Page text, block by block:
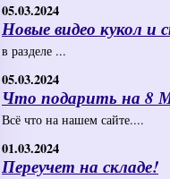
05.03.2024
Новые видео кукол и
в разделе ...
05.03.2024
Что подарить на 8
Всё что на нашем сайте....
01.03.2024
Переучет на складе!